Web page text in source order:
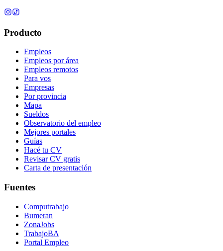
Producto
Empleos
Empleos por área
Empleos remotos
Para vos
Empresas
Por provincia
Mapa
Sueldos
Observatorio del empleo
Mejores portales
Guías
Hacé tu CV
Revisar CV gratis
Carta de presentación
Fuentes
Computrabajo
Bumeran
ZonaJobs
TrabajoBA
Portal Empleo